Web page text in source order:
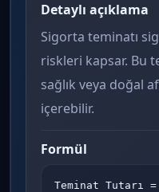
Detaylı açıklama
Sigorta teminatı
riskleri kapsar. Bu
sağlık veya doğal
içerebilir.
Formül
Teminat Tutarı